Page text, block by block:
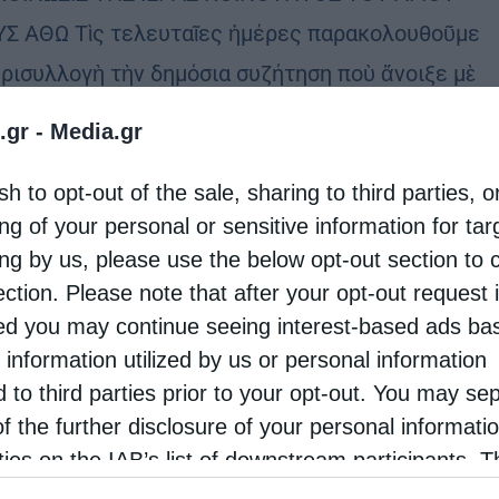
- Media.gr
to opt-out of the sale, sharing to third parties,
of your personal or sensitive information for
by us, please use the below opt-out section to
Please note that after your opt-out request
you may continue seeing interest-based ads
information utilized by us or personal information
to third parties prior to your opt-out. You may
the further disclosure of your personal
on the IAB’s list of downstream participants.
ΑΘΩ Τὶς τελευταῖες ἡμέρες παρακολουθοῦμε
τὴν δημόσια συζήτηση ποὺ ἄνοιξε μὲ
επιστασίας στο Άγιον Όρος
14 Ιουνίου 2021
1/14 Ιουνίου 2021, τελέστηκε η τελετή
της Επιστασίας στο Άγιον Όρος. Ο νέος
Πρωτεπιστάτης Γέροντας Γεώργιος,